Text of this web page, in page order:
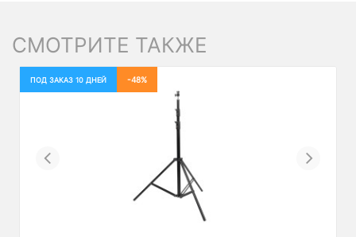
СМОТРИТЕ ТАКЖЕ
ПОД ЗАКАЗ 10 ДНЕЙ -48%
Previous Next